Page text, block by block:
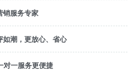
销服务专家
潮，更放心、省心
对一服务更便捷